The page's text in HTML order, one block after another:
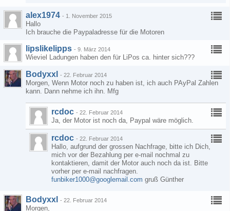
alex1974 - 1. November 2015
Hallo
Ich brauche die Paypaladresse für die Motoren
lipslikelipps - 9. März 2014
Wieviel Ladungen haben den für LiPos ca. hinter sich???
Bodyxxl - 22. Februar 2014
Morgen, Wenn Motor noch zu haben ist, ich auch PAyPal Zahlen
kann. Dann nehme ich ihn. Mfg
rcdoc - 22. Februar 2014
Ja, der Motor ist noch da, Paypal wäre möglich.
rcdoc - 22. Februar 2014
Hallo, aufgrund der grossen Nachfrage, bitte ich Dich,
mich vor der Bezahlung per e-mail nochmal zu
kontaktieren, damit der Motor auch noch da ist. Bitte
vorher per e-mail nachfragen.
funbiker1000@googlemail.com gruß Günther
Bodyxxl - 22. Februar 2014
Morgen,